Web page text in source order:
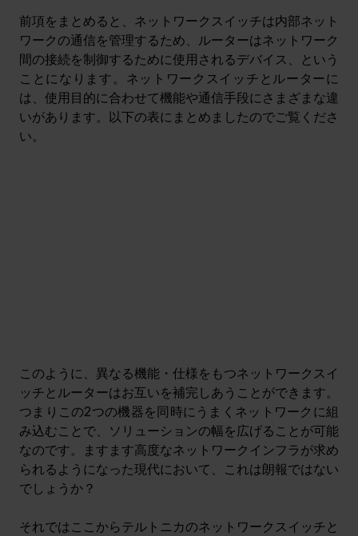
前項をまとめると、ネットワークスイッチは内部ネット
ワークの通信を管理するため、ルーターはネットワーク
間の接続を制御するために使用されるデバイス、という
ことになります。ネットワークスイッチとルーターに
は、使用目的に合わせて機能や通信手段にさまざまな違
いがあります。以下の表にまとめましたのでご覧くださ
い。
このように、異なる機能・仕様をもつネットワークスイ
ッチとルーターはお互いを補完しあうことができます。
つまりこの2つの機器を同時にうまくネットワークに組
み込むことで、ソリューションの幅を広げることが可能
なのです。ますます高度なネットワークインフラが求め
られるようになった現代において、これは朗報ではない
でしょうか？
それではここからテルトニカのネットワークスイッチと